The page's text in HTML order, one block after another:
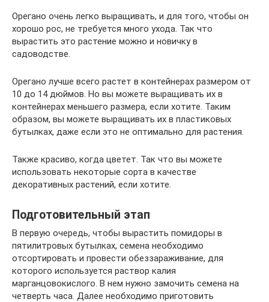
Орегано очень легко выращивать, и для того, чтобы он
хорошо рос, не требуется много ухода. Так что
вырастить это растение можно и новичку в
садоводстве.
Орегано лучше всего растет в контейнерах размером от
10 до 14 дюймов. Но вы можете выращивать их в
контейнерах меньшего размера, если хотите. Таким
образом, вы можете выращивать их в пластиковых
бутылках, даже если это не оптимально для растения.
Также красиво, когда цветет. Так что вы можете
использовать некоторые сорта в качестве
декоративных растений, если хотите.
Подготовительный этап
В первую очередь, чтобы вырастить помидоры в
пятилитровых бутылках, семена необходимо
отсортировать и провести обеззараживание, для
которого используется раствор калия
марганцовокислого. В нем нужно замочить семена на
четверть часа. Далее необходимо приготовить